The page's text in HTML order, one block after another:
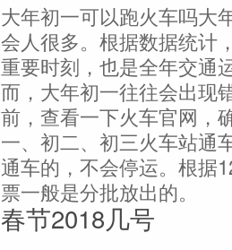
大年初一可以跑火车吗大
会人很多。根据数据统计
重要时刻，也是全年交通
而，大年初一往往会出现
前，查看一下火车官网，
一、初二、初三火车站通
通车的，不会停运。根据
票一般是分批放出的。
春节2018几号